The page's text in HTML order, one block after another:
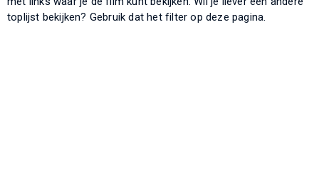
toplijst bekijken? Gebruik dat het filter op deze pagina.